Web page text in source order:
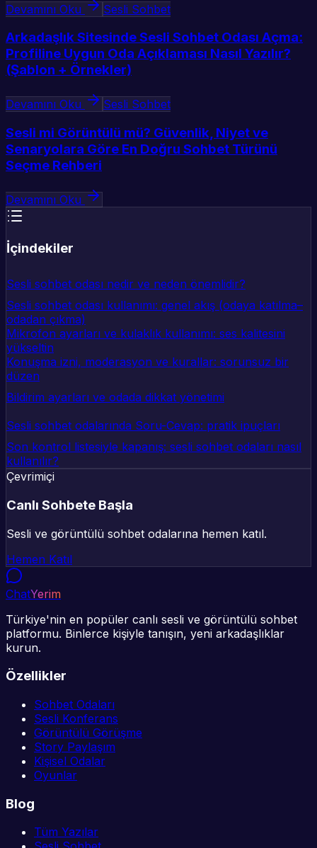
Devamını Oku Sesli Sohbet
Arkadaşlık Sitesinde Sesli Sohbet Odası Açma:
Profiline Uygun Oda Açıklaması Nasıl Yazılır?
(Şablon + Örnekler)
Devamını Oku Sesli Sohbet
Sesli mi Görüntülü mü? Güvenlik, Niyet ve
Senaryolara Göre En Doğru Sohbet Türünü
Seçme Rehberi
Devamını Oku
İçindekiler
Sesli sohbet odası nedir ve neden önemlidir?
Sesli sohbet odası kullanımı: genel akış (odaya katılma–
odadan çıkma)
Mikrofon ayarları ve kulaklık kullanımı: ses kalitesini
yükseltin
Konuşma izni, moderasyon ve kurallar: sorunsuz bir
düzen
Bildirim ayarları ve odada dikkat yönetimi
Sesli sohbet odalarında Soru-Cevap: pratik ipuçları
Son kontrol listesiyle kapanış: sesli sohbet odaları nasıl
kullanılır?
Çevrimiçi
Canlı Sohbete Başla
Sesli ve görüntülü sohbet odalarına hemen katıl.
Hemen Katıl
ChatYerim
Türkiye'nin en popüler canlı sesli ve görüntülü sohbet
platformu. Binlerce kişiyle tanışın, yeni arkadaşlıklar
kurun.
Özellikler
Sohbet Odaları
Sesli Konferans
Görüntülü Görüşme
Story Paylaşım
Kişisel Odalar
Oyunlar
Blog
Tüm Yazılar